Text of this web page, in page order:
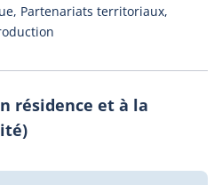
Partenariats territoriaux,
résidence et à la